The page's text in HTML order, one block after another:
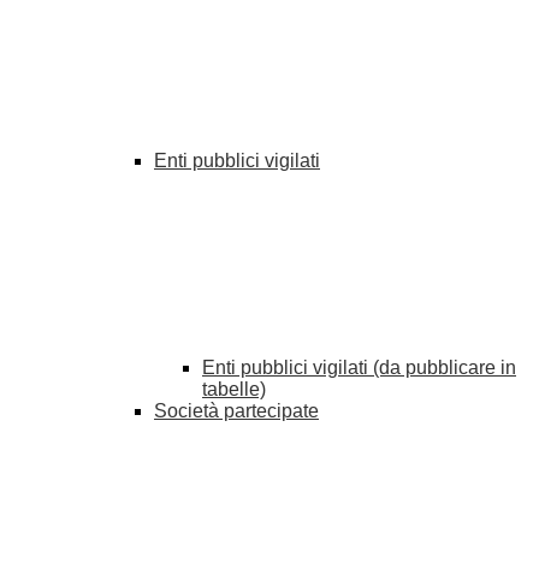
Enti pubblici vigilati
Enti pubblici vigilati (da pubblicare in
tabelle)
Società partecipate